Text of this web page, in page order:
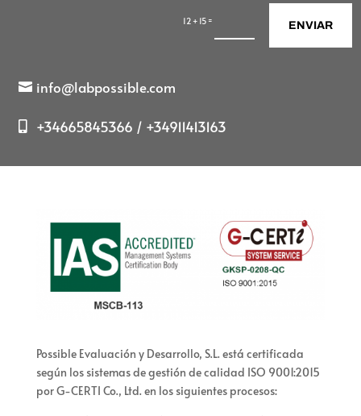
12 + 15= ENVIAR
info@labpossible.com
+34665845366 / +34911413163
Possible Evaluación y Desarrollo, S.L. está certificada
según los sistemas de gestión de calidad ISO 9001:2015
por G-CERTI Co., Ltd. en los siguientes procesos: